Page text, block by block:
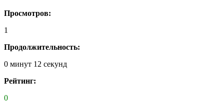
Просмотров:
1
Продолжительность:
0 минут 12 секунд
Рейтинг:
0